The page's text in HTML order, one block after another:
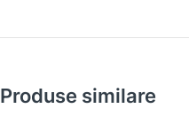
Produse similare